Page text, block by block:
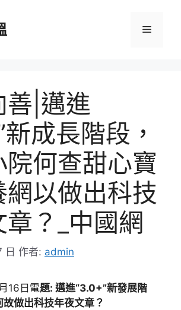
選
善|邁進
成長階段，
院何查甜心寶
網以做出科技
？_中國網
日 作者: admin
16日電題: 邁進“3.0+”新發展階
做出科技年夜文章？